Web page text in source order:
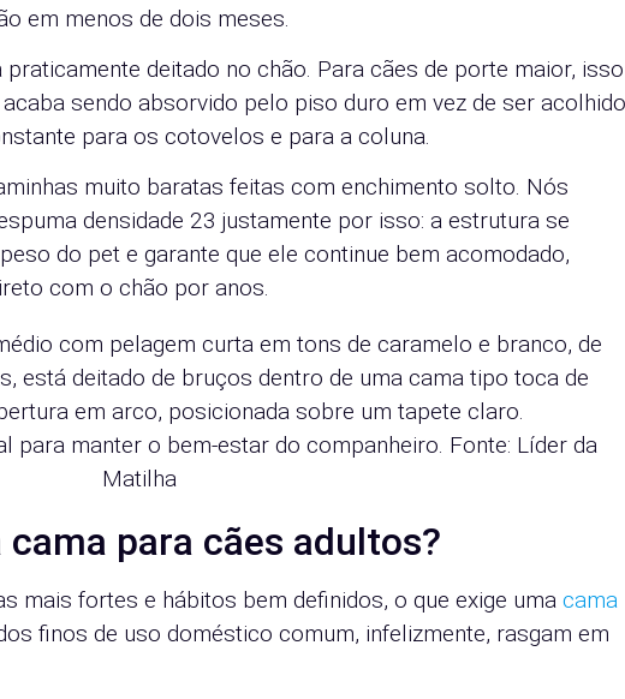
em menos de dois meses.
praticamente deitado no chão. Para cães de porte maior,
sendo absorvido pelo piso duro em vez de ser acolhido
para os cotovelos e para a coluna.
muito baratas feitas com enchimento solto. Nós
densidade 23 justamente por isso: a estrutura se
do pet e garante que ele continue bem acomodado,
com o chão por anos.
para manter o bem-estar do companheiro. Fonte: Líder da
Matilha
para cães adultos?
mais fortes e hábitos bem definidos, o que exige uma cama
finos de uso doméstico comum, infelizmente, rasgam em